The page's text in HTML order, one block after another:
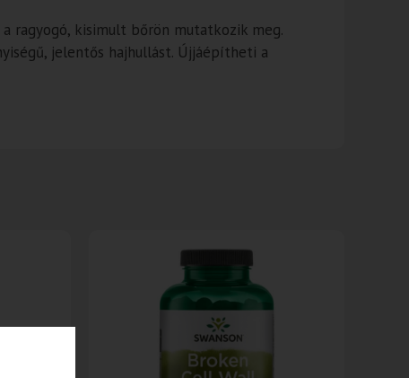
ragyogó, kisimult bőrön mutatkozik meg.
jelentős hajhullást. Újjáépítheti a